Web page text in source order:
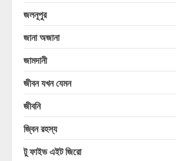
জলনূপুর
জানা অজানা
জামদানী
জীবন যখন যেমন
জীবনি
জ্বিন রহস্য
টু ফাইভ এইট জিরো